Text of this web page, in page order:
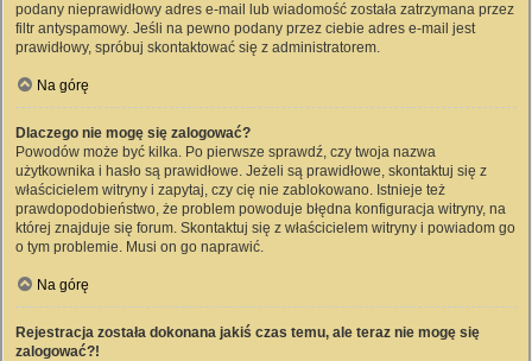
podany nieprawidłowy adres e-mail lub wiadomość została zatrzymana przez
filtr antyspamowy. Jeśli na pewno podany przez ciebie adres e-mail jest
prawidłowy, spróbuj skontaktować się z administratorem.
Na górę
Dlaczego nie mogę się zalogować?
Powodów może być kilka. Po pierwsze sprawdź, czy twoja nazwa
użytkownika i hasło są prawidłowe. Jeżeli są prawidłowe, skontaktuj się z
właścicielem witryny i zapytaj, czy cię nie zablokowano. Istnieje też
prawdopodobieństwo, że problem powoduje błędna konfiguracja witryny, na
której znajduje się forum. Skontaktuj się z właścicielem witryny i powiadom go
o tym problemie. Musi on go naprawić.
Na górę
Rejestracja została dokonana jakiś czas temu, ale teraz nie mogę się
zalogować?!